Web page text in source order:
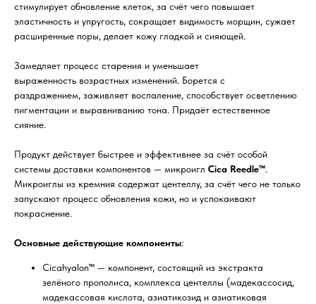
стимулирует обновление клеток, за счёт чего повышает
эластичность и упругость, сокращает видимость морщин, сужает
расширенные поры, делает кожу гладкой и сияющей.
Замедляет процесс старения и уменьшает
выраженность возрастных изменений. Борется с
раздражением, заживляет воспаление, способствует осветлению
пигментации и выравниванию тона. Придаёт естественное
сияние.
Продукт действует быстрее и эффективнее за счёт особой
системы доставки компонентов — микроигл Cica Reedle™.
Микроиглы из кремния содержат центеллу, за счёт чего не только
запускают процесс обновления кожи, но и успокаивают
покраснение.
Основные действующие компоненты:
Cicahyalon™ — компонент, состоящий из экстракта
зелёного прополиса, комплекса центеллы (мадекассосид,
мадекассовая кислота, азиатикозид и азиатиковая